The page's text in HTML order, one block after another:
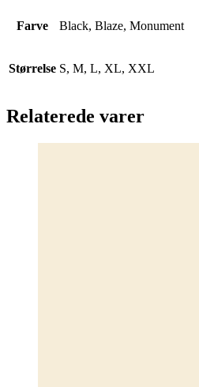
Farve Black, Blaze, Monument
Størrelse S, M, L, XL, XXL
Relaterede varer